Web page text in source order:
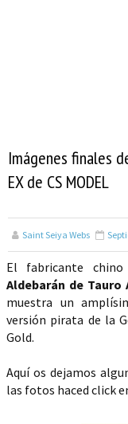
Imágenes finales
EX de CS MODEL
Saint Seiya Webs
El fabricante
Aldebarán de Tauro
muestra un
versión pirata de la
Gold.
Aquí os dejamos
las fotos haced click